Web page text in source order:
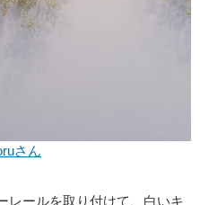
さん
レールを取り付けて、白いキ